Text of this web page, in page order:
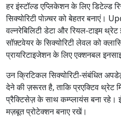
हर इंस्टॉल्ड एप्लिकेशन के लिए डिटेल्ड
सिक्योरिटी पोज़्चर को बेहतर बनाएं।
वल्नरेबिलिटी डेटा और रियल-टाइम
सॉफ़्टवेयर के सिक्योरिटी लेवल को
प्रायरिटाइजेशन के लिए एक्शनबल
उन क्रिटिकल सिक्योरिटी-संबंधित
देने की ज़रूरत है, ताकि प्रएक्टिव थ्रेट
प्रैक्टिसेज़ के साथ कम्प्लायंस बना
मज़बूत प्रोटेक्शन बनाए रखें।